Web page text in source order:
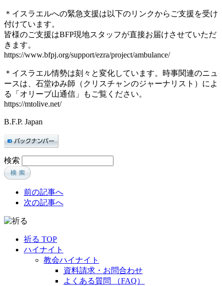
＊イスラエルへの緊急支援は以下のリンクからご支援を受け
付けています。
皆様のご支援はBFP現地スタッフが直接お届けさせていただ
きます。
https://www.bfpj.org/support/ezra/project/ambulance/
＊イスラエル情勢は刻々と変化しています。時事関連のニュ
ースは、石堂ゆみ師（クリスチャンのジャーナリスト）によ
る「オリーブ山通信」もご覧ください。
https://mtolive.net/
B.F.P. Japan
検索
前の記事へ
次の記事へ
祈る TOP
ハイナイト
教会ハイナイト
資料請求・お問合わせ
よくある質問 （FAQ）